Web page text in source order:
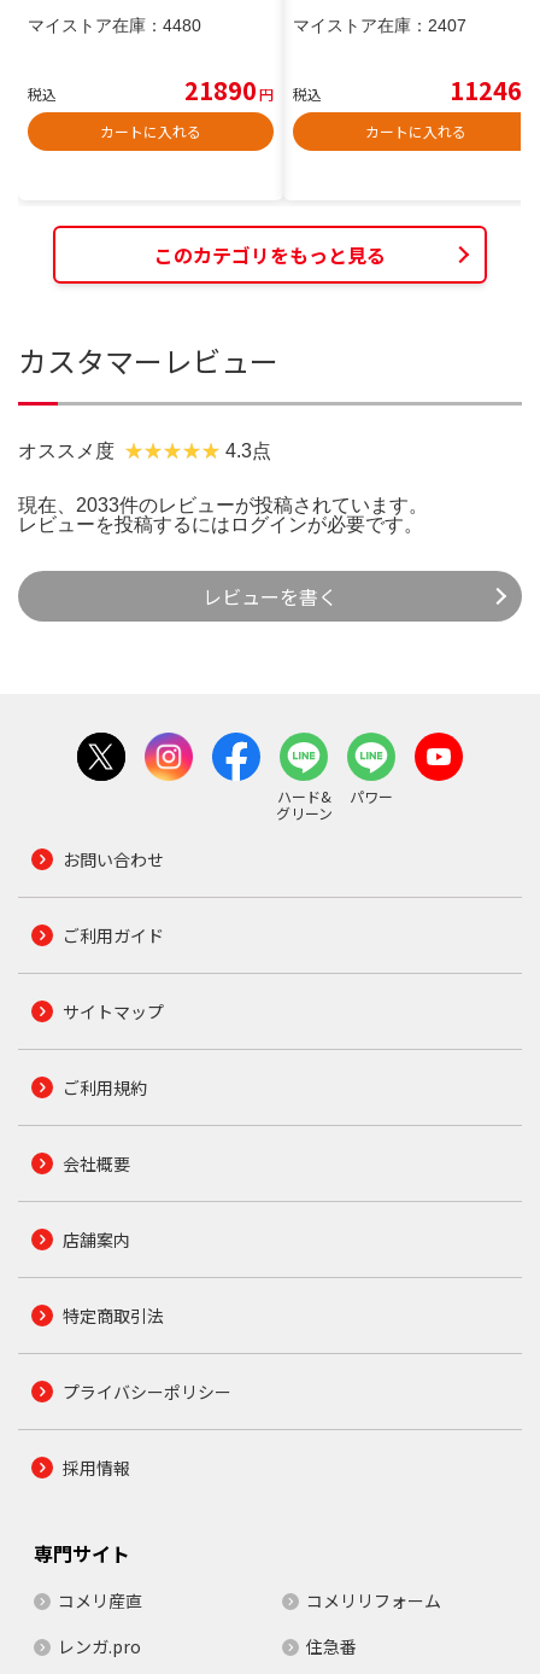
マイストア在庫： 4480
税込 21890円
カートに入れる
マイストア在庫： 2407
税込 11246
カートに入れる
このカテゴリをもっと見る
カスタマーレビュー
オススメ度 4.3点
現在、2033件のレビューが投稿されています。
レビューを投稿するには ログインが必要です。
レビューを書く
ハード&
グリーン
パワー
お問い合わせ
ご利用ガイド
サイトマップ
ご利用規約
会社概要
店舗案内
特定商取引法
プライバシーポリシー
採用情報
専門サイト
コメリ産直
コメリリフォーム
レンガ.pro
住急番